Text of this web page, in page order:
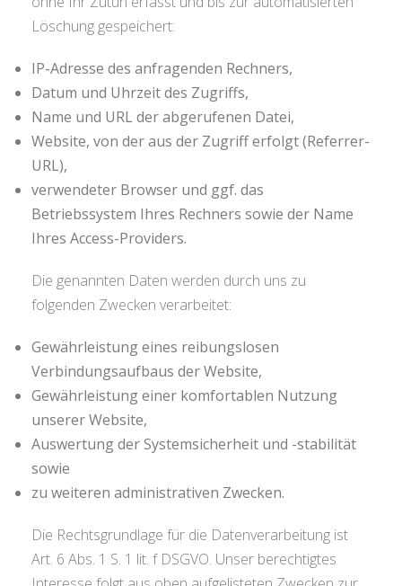
Löschung gespeichert:
IP-Adresse des anfragenden Rechners,
Datum und Uhrzeit des Zugriffs,
Name und URL der abgerufenen Datei,
Website, von der aus der Zugriff erfolgt (Referrer-
URL),
verwendeter Browser und ggf. das
Betriebssystem Ihres Rechners sowie der Name
Ihres Access-Providers.
Die genannten Daten werden durch uns zu
folgenden Zwecken verarbeitet:
Gewährleistung eines reibungslosen
Verbindungsaufbaus der Website,
Gewährleistung einer komfortablen Nutzung
unserer Website,
Auswertung der Systemsicherheit und -stabilität
sowie
zu weiteren administrativen Zwecken.
Die Rechtsgrundlage für die Datenverarbeitung ist
Art. 6 Abs. 1 S. 1 lit. f DSGVO. Unser berechtigtes